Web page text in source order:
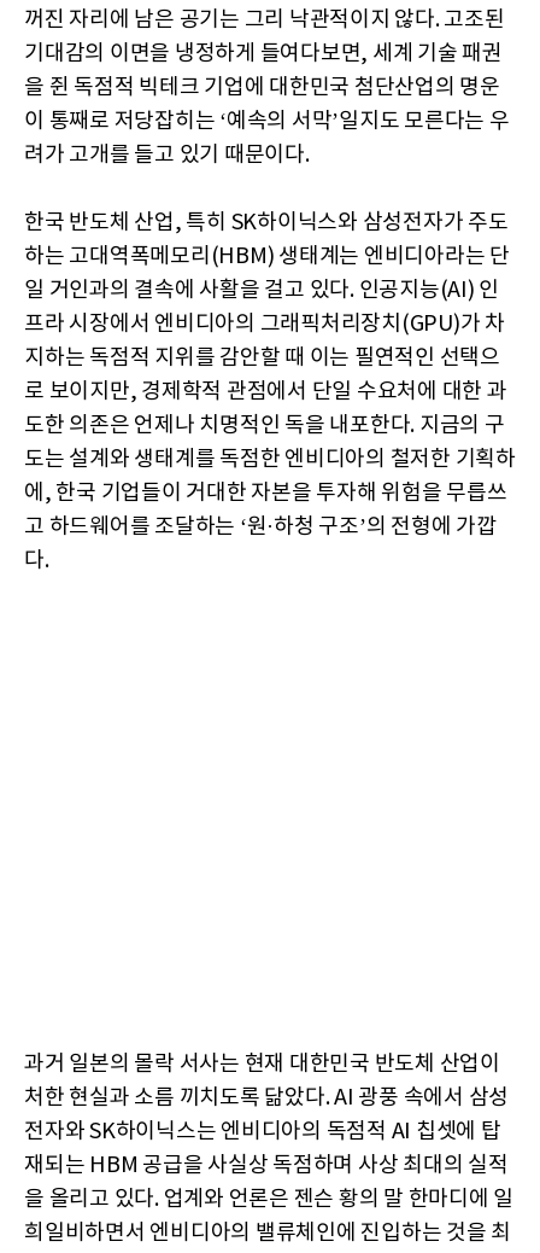
꺼진 자리에 남은 공기는 그리 낙관적이지 않다. 고조된
기대감의 이면을 냉정하게 들여다보면, 세계 기술 패권
을 쥔 독점적 빅테크 기업에 대한민국 첨단산업의 명운
이 통째로 저당잡히는 ‘예속의 서막’일지도 모른다는 우
려가 고개를 들고 있기 때문이다.
한국 반도체 산업, 특히 SK하이닉스와 삼성전자가 주도
하는 고대역폭메모리(HBM) 생태계는 엔비디아라는 단
일 거인과의 결속에 사활을 걸고 있다. 인공지능(AI) 인
프라 시장에서 엔비디아의 그래픽처리장치(GPU)가 차
지하는 독점적 지위를 감안할 때 이는 필연적인 선택으
로 보이지만, 경제학적 관점에서 단일 수요처에 대한 과
도한 의존은 언제나 치명적인 독을 내포한다. 지금의 구
도는 설계와 생태계를 독점한 엔비디아의 철저한 기획하
에, 한국 기업들이 거대한 자본을 투자해 위험을 무릅쓰
고 하드웨어를 조달하는 ‘원·하청 구조’의 전형에 가깝
다.
과거 일본의 몰락 서사는 현재 대한민국 반도체 산업이
처한 현실과 소름 끼치도록 닮았다. AI 광풍 속에서 삼성
전자와 SK하이닉스는 엔비디아의 독점적 AI 칩셋에 탑
재되는 HBM 공급을 사실상 독점하며 사상 최대의 실적
을 올리고 있다. 업계와 언론은 젠슨 황의 말 한마디에 일
희일비하면서 엔비디아의 밸류체인에 진입하는 것을 최